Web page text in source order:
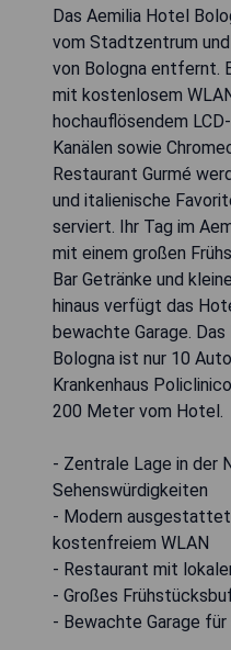
Das Aemilia Hotel
vom Stadtzentrum
von Bologna entfernt.
mit kostenlosem
hochauflösendem
Kanälen sowie
Restaurant Gurmé
und italienische
serviert. Ihr Tag im
mit einem großen
Bar Getränke und
hinaus verfügt das
bewachte Garage.
Bologna ist nur 10
Krankenhaus
200 Meter vom Hotel.
- Zentrale Lage in der
Sehenswürdigkeiten
- Modern
kostenfreiem WLAN
- Restaurant mit
- Großes
- Bewachte Garage für